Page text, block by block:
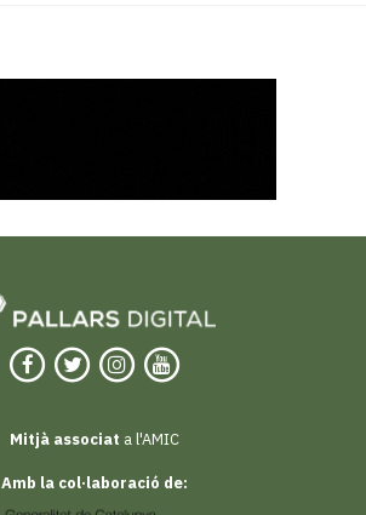
Mitjà associat a l'AMIC
Amb la col·laboració de: